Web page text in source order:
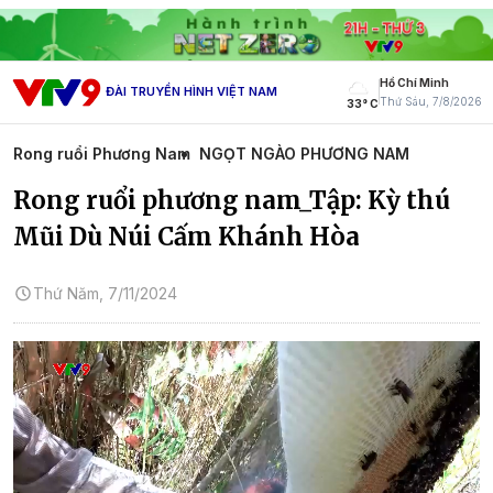
ĐÀI TRUYỀN HÌNH VIỆT NAM
33° C
Hồ Chí Minh
Thứ Sáu, 7/8/2026
Rong ruổi Phương Nam NGỌT NGÀO PHƯƠNG NAM
Rong ruổi phương nam_Tập: Kỳ thú
Mũi Dù Núi Cấm Khánh Hòa
Thứ Năm, 7/11/2024